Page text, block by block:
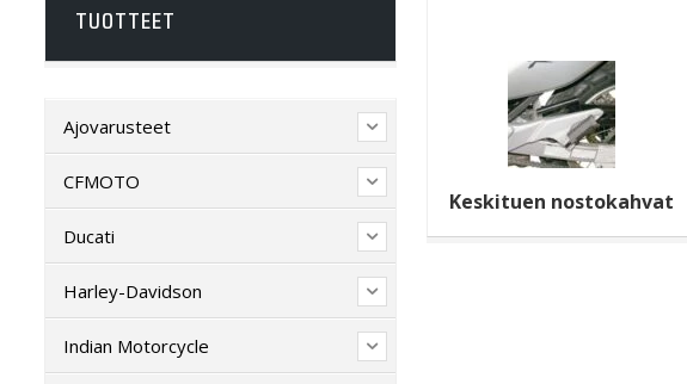
Keskituen nostokahvat
TUOTTEET
Ajovarusteet
CFMOTO
Ducati
Harley-Davidson
Indian Motorcycle